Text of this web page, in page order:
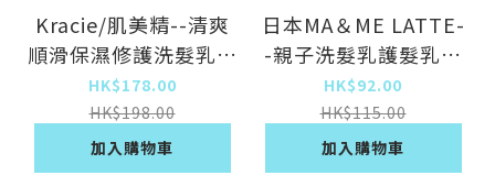
Kracie/肌美精--清爽
順滑保濕修護洗髮乳護
髮乳【柔順型套裝】
400mlx1瓶裝
HK$178.00
HK$198.00
加入購物車
日本MA＆ME LATTE-
-親子洗髮乳護髮乳兒
童洗護全家可用【蘋果
牡丹香洗髮乳】
490mlx1瓶裝
HK$92.00
HK$115.00
加入購物車